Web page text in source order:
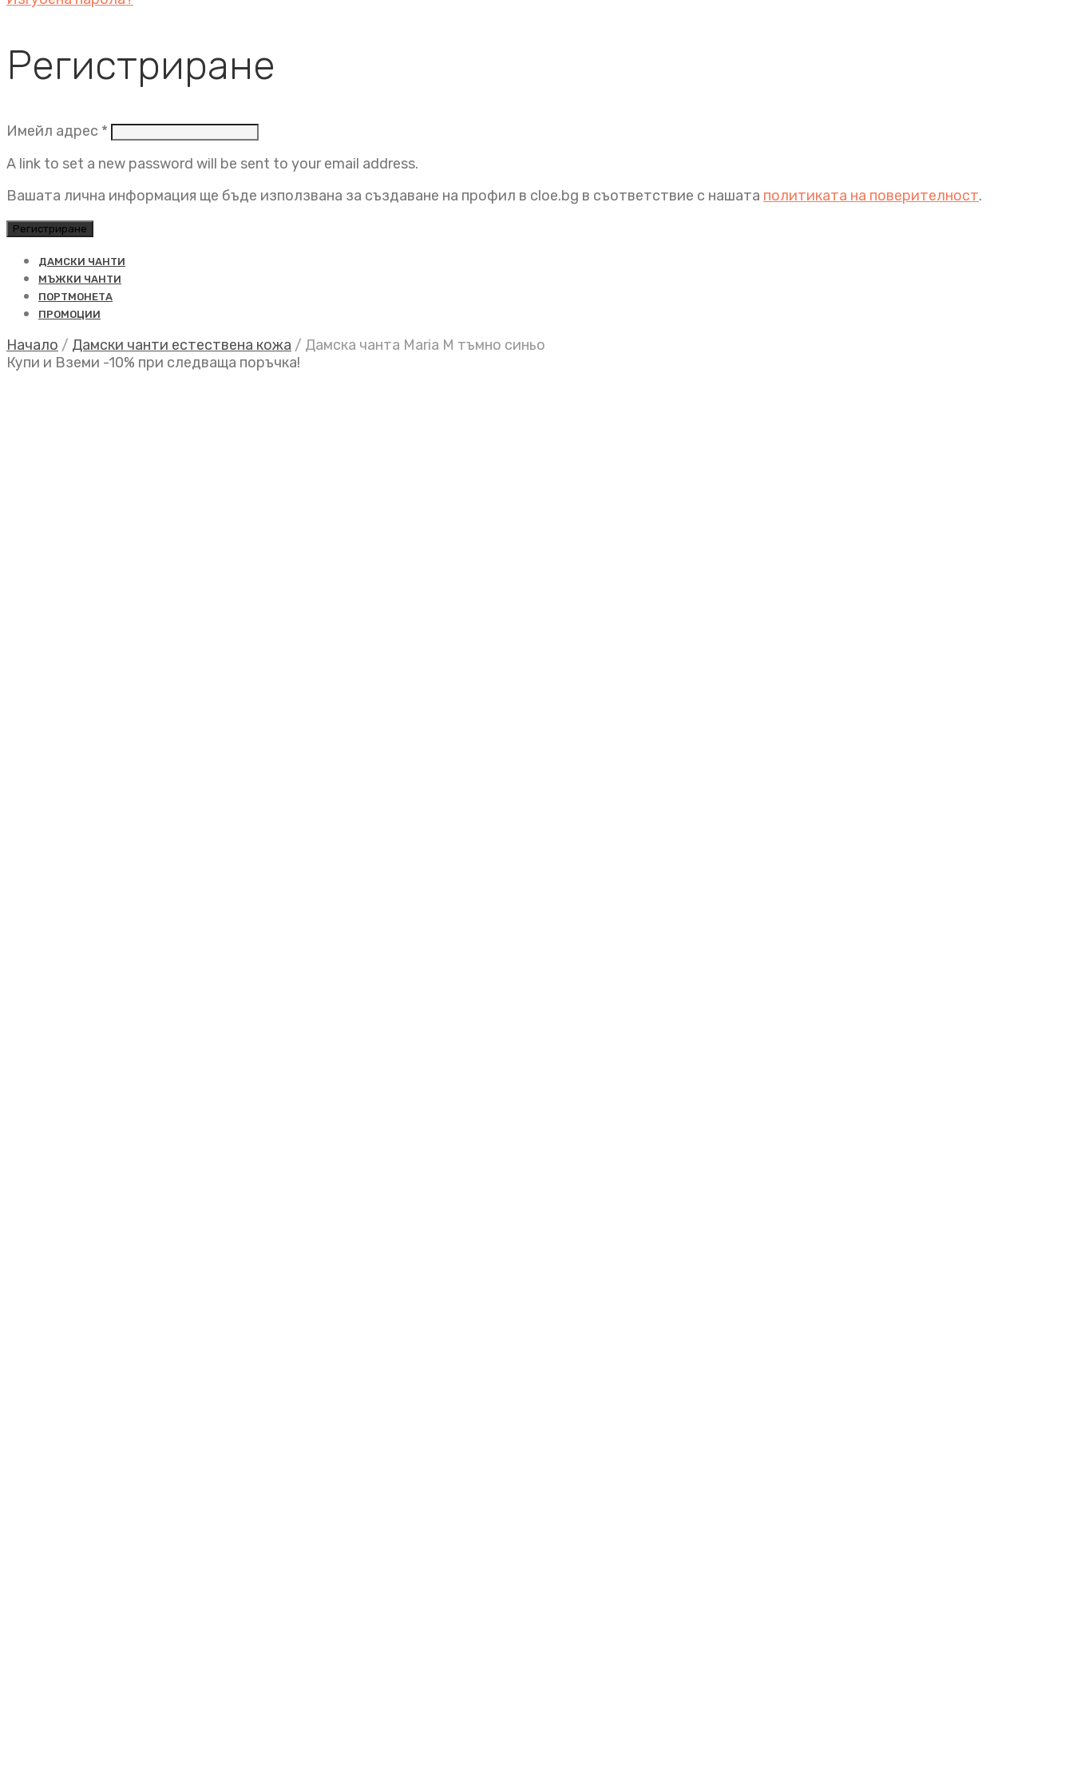
Регистриране
Имейл адрес * Задължително
A link to set a new password will be sent to your email address.
Вашата лична информация ще бъде използвана за създаване на профил в cloe.bg в съответствие с нашата политиката на поверителност.
Регистриране
ДАМСКИ ЧАНТИ
МЪЖКИ ЧАНТИ
ПОРТМОНЕТА
ПРОМОЦИИ
Начало / Дамски чанти естествена кожа / Дамска чанта Maria M тъмно синьо
Купи и Вземи -10% при следваща поръчка!